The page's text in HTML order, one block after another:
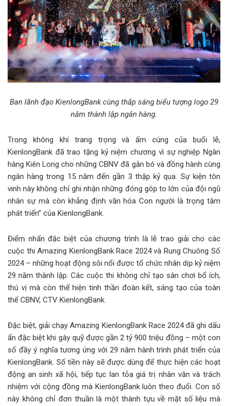
Ban lãnh đạo KienlongBank cùng thắp sáng biểu tượng logo 29
năm thành lập ngân hàng.
Trong không khí trang trọng và ấm cúng của buổi lễ,
KienlongBank đã trao tặng kỷ niệm chương vì sự nghiệp Ngân
hàng Kiên Long cho những CBNV đã gắn bó và đồng hành cùng
ngân hàng trong 15 năm đến gần 3 thập kỷ qua. Sự kiện tôn
vinh này không chỉ ghi nhận những đóng góp to lớn của đội ngũ
nhân sự mà còn khẳng định văn hóa Con người là trọng tâm
phát triển” của KienlongBank.
Điểm nhấn đặc biệt của chương trình là lễ trao giải cho các
cuộc thi Amazing KienlongBank Race 2024 và Rung Chuông Số
2024 – những hoạt động sôi nổi được tổ chức nhân dịp kỷ niệm
29 năm thành lập. Các cuộc thi không chỉ tạo sân chơi bổ ích,
thú vị mà còn thể hiện tinh thần đoàn kết, sáng tạo của toàn
thể CBNV, CTV KienlongBank.
Đặc biệt, giải chạy Amazing KienlongBank Race 2024 đã ghi dấu
ấn đặc biệt khi gây quỹ được gần 2 tỷ 900 triệu đồng – một con
số đầy ý nghĩa tương ứng với 29 năm hành trình phát triển của
KienlongBank. Số tiền này sẽ được dùng để thực hiện các hoạt
động an sinh xã hội, tiếp tục lan tỏa giá trị nhân văn và trách
nhiệm với cộng đồng mà KienlongBank luôn theo đuổi. Con số
này không chỉ đơn thuần là một thành tựu về mặt số liệu mà